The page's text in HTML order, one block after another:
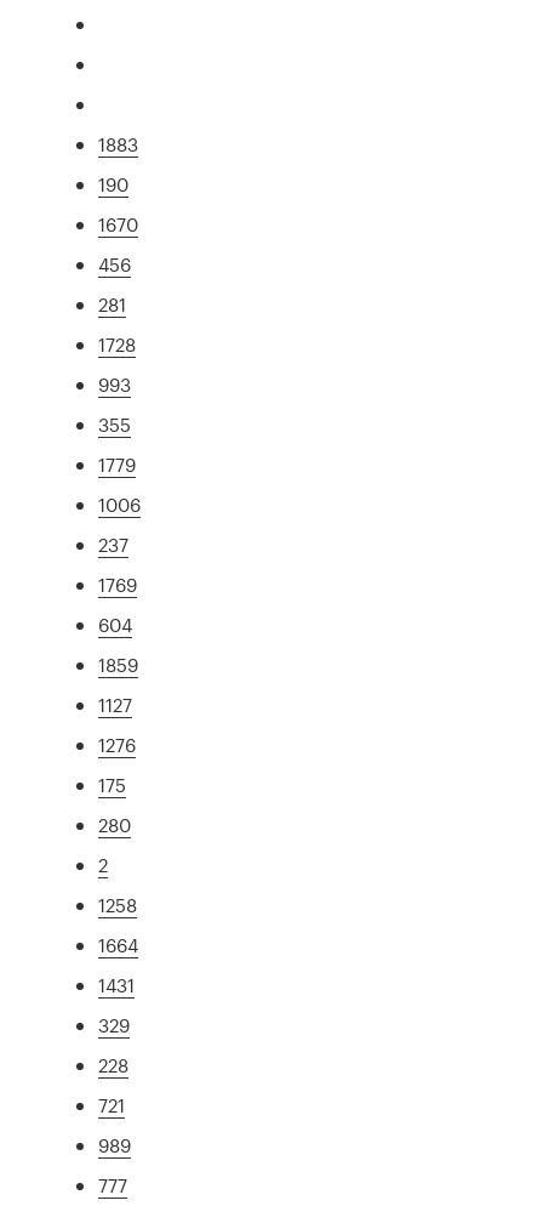
1883
190
1670
456
281
1728
993
355
1779
1006
237
1769
604
1859
1127
1276
175
280
2
1258
1664
1431
329
228
721
989
777